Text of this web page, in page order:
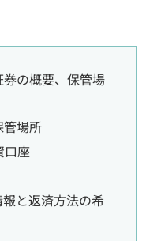
の概要、保管場
管場所
口座
と返済方法の希